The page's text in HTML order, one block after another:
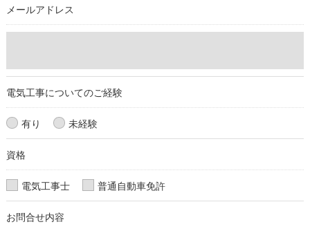
ご本人である事を確認のうえ、対応させて頂きます。
個人情報の開示･訂正･削除・利用停止の具体的手続きにつきま
メールアドレス
電気工事についてのご経験
有り 未経験
資格
電気工事士 普通自動車免許
お問合せ内容